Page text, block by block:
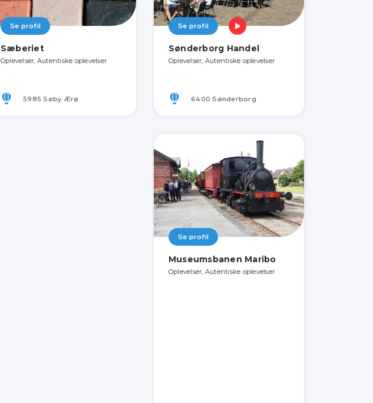
Se profil
Sæberiet
Oplevelser, Autentiske oplevelser
5985 Søby Ærø
Se profil
Sønderborg Handel
Oplevelser, Autentiske oplevelser
6400 Sønderborg
Se profil
Museumsbanen Maribo
Oplevelser, Autentiske oplevelser